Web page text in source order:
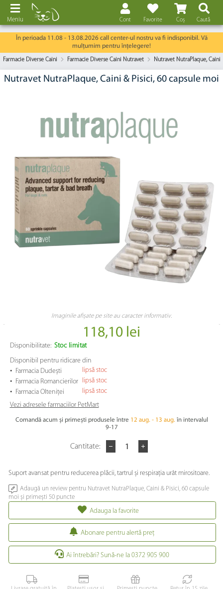
Coș
Favorite
Cont Caută
Meniu
În perioada 11.08 - 13.08.2026 call center-ul nostru va fi indisponibil. Vă
mulțumim pentru înțelegere!
Farmacie Diverse Caini Farmacie Diverse Caini Nutravet Nutravet NutraPlaque, Caini
Nutravet NutraPlaque, Caini & Pisici, 60 capsule moi
Imaginile afișate pe site au caracter informativ.
118,10 lei
Disponibilitate: Stoc limitat
Disponibil pentru ridicare din
• Farmacia Dudești lipsă stoc
• Farmacia Romancierilor lipsă stoc
• Farmacia Olteniței
lipsă stoc
Vezi adresele farmaciilor PetMart
Comandă acum și primești produsele între 12 aug. - 13 aug. în intervalul
9-17
Cantitate:
Suport avansat pentru reducerea plăcii, tartrul și respirația urât mirositoare.
Adaugă un review pentru Nutravet NutraPlaque, Caini & Pisici, 60 capsule
moi și primești 50 puncte
Adauga la favorite
Abonare pentru alertă preţ
Ai întrebări? Sună-ne la 0372 905 900